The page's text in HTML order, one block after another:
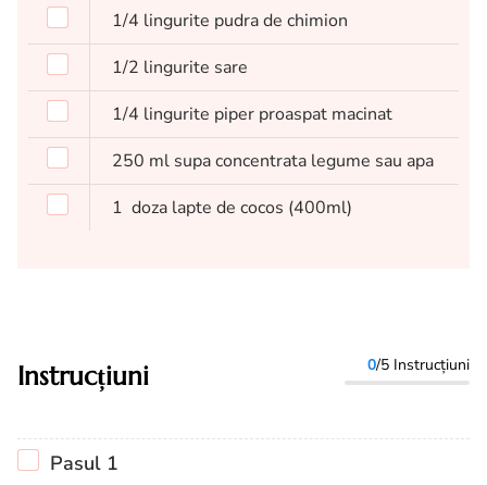
1/4 lingurite pudra de chimion
1/2 lingurite sare
1/4 lingurite piper proaspat macinat
250 ml supa concentrata legume sau apa
1 doza lapte de cocos (400ml)
Instrucțiuni 0/5 Instrucțiuni
Pasul 1